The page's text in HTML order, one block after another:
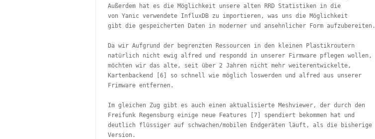
Außerdem hat es die Möglichkeit unsere alten RRD Statistiken in die
von Yanic verwendete InfluxDB zu importieren, was uns die Möglichkeit
gibt die gespeicherten Daten in moderner und ansehnlicher Form aufzubereiten.
Da wir Aufgrund der begrenzten Ressourcen in den kleinen Plastikroutern
natürlich nicht ewig alfred und respondd in unserer Firmware pflegen wollen,
möchten wir das alte, seit über 2 Jahren nicht mehr weiterentwickelte,
Kartenbackend [6] so schnell wie möglich loswerden und alfred aus unserer
Frimware entfernen.
Im gleichen Zug gibt es auch einen aktualisierte Meshviewer, der durch den
Freifunk Regensburg einige neue Features [7] spendiert bekommen hat und
deutlich flüssiger auf schwachen/mobilen Endgeräten läuft, als die bisherige
Version.